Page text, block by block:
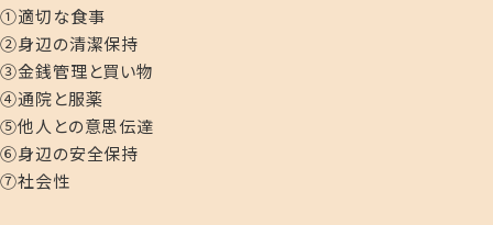
①適切な食事
②身辺の清潔保持
③金銭管理と買い物
④通院と服薬
⑤他人との意思伝達
⑥身辺の安全保持
⑦社会性